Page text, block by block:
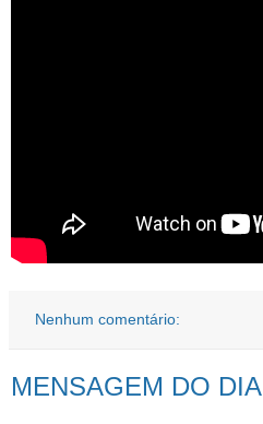
Nenhum comentário:
MENSAGEM DO DIA